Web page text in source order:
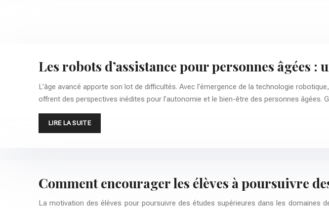
Les robots d’assistance pour personnes âgées
L’âge avancé apporte son lot de difficultés. Avec l’émergence de la technologie
offrent des perspectives inédites pour l’autonomie et le bien-être des personnes âgées.
LIRE LA SUITE
Comment encourager les élèves à poursuivre
La motivation des élèves pour poursuivre des études supérieures dans les domaines